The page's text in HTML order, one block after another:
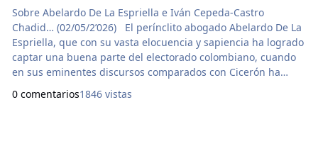
Sobre Abelardo De La Espriella e Iván Cepeda-Castro
Chadid… (02/05/2’026) El perínclito abogado Abelardo De La
Espriella, que con su vasta elocuencia y sapiencia ha logrado
captar una buena parte del electorado colombiano, cuando
en sus eminentes discursos comparados con Cicerón ha
sesudo y breve programa de gobierno de tres páginas, como
0 comentarios1846 vistas